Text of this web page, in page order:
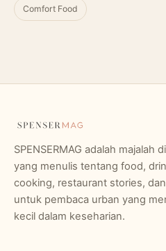
Comfort Food
SPENSERMAG adalah majalah
yang menulis tentang food,
cooking, restaurant stories,
untuk pembaca urban yang
kecil dalam keseharian.